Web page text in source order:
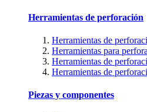
Herramientas de perforación
Herramientas de
Herramientas para
Herramientas de
Herramientas de
Piezas y componentes